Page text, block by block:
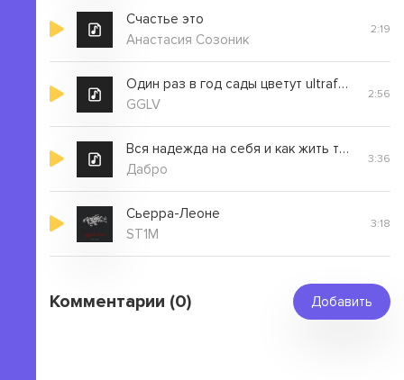
Счастье это
Анастасия Созоник
2:19
Один раз в год сады цветут ultrafunk
GGLV
2:56
Вся надежда на себя и как жить тебе решать
Дабро
3:36
Сьерра-Леоне
ST1M
3:18
Комментарии (0) Добавить